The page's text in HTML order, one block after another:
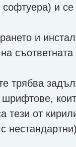
софтуера) и
и
съответната
трябва
тези от